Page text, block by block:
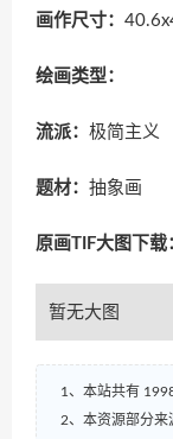
画作尺寸：
绘画类型：
流派： 极简主义
题材： 抽象画
原画TIF大图下载
暂无大图
1、本站共有
2、本资源部分